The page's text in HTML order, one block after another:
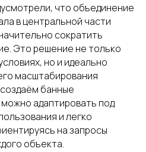
что объединение
в центральной части
сократить
Это решение не только
но и идеально
масштабирования
банные
адаптировать под
и легко
на запросы
объекта.